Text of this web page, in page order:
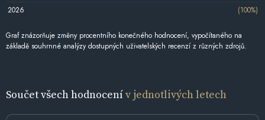
2026
(100%)
Graf znázorňuje změny procentního konečného hodnocení, vypočítaného na
základě souhrnné analýzy dostupných uživatelských recenzí z různých zdrojů.
Součet všech hodnocenív jednotlivých letech